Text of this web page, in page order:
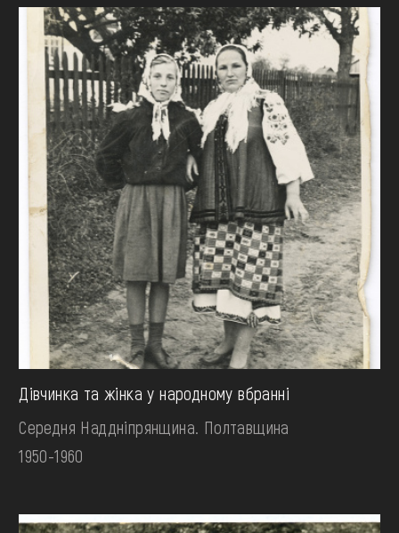
Дівчинка та жінка у народному вбранні
Середня Наддніпрянщина. Полтавщина
1950-1960